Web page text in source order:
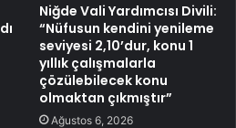
Niğde Vali Yardımcısı Divili:
“Nüfusun kendini yenileme
seviyesi 2,10’dur, konu 1
yıllık çalışmalarla
çözülebilecek konu
olmaktan çıkmıştır”
Ağustos 6, 2026